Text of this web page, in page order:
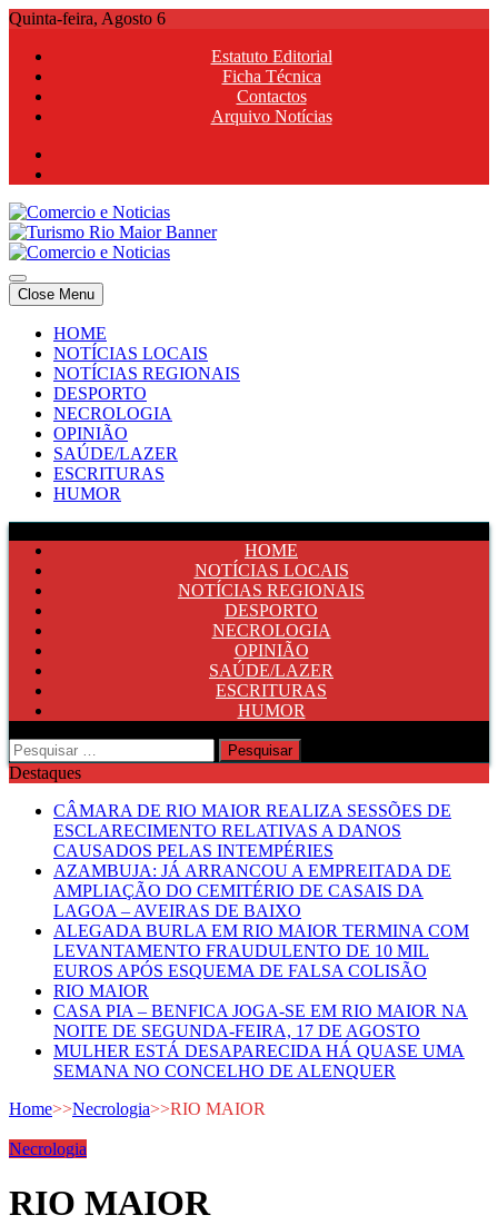
Skip
content
Quinta-feira, Agosto 6
Estatuto Editorial
Ficha Técnica
Contactos
Arquivo Notícias
Comercio e Noticias
Notícias e Publicidade Online
Comercio e Noticias
Notícias e Publicidade Online
Close Menu
HOME
NOTÍCIAS LOCAIS
NOTÍCIAS REGIONAIS
DESPORTO
NECROLOGIA
OPINIÃO
SAÚDE/LAZER
ESCRITURAS
HUMOR
HOME
NOTÍCIAS LOCAIS
NOTÍCIAS REGIONAIS
DESPORTO
NECROLOGIA
OPINIÃO
SAÚDE/LAZER
ESCRITURAS
HUMOR
Pesquisar
por:
Destaques
CÂMARA DE RIO MAIOR REALIZA SESSÕES DE
ESCLARECIMENTO RELATIVAS A DANOS
CAUSADOS PELAS INTEMPÉRIES
AZAMBUJA: JÁ ARRANCOU A EMPREITADA DE
AMPLIAÇÃO DO CEMITÉRIO DE CASAIS DA
LAGOA – AVEIRAS DE BAIXO
ALEGADA BURLA EM RIO MAIOR TERMINA COM
LEVANTAMENTO FRAUDULENTO DE 10 MIL
EUROS APÓS ESQUEMA DE FALSA COLISÃO
RIO MAIOR
CASA PIA – BENFICA JOGA-SE EM RIO MAIOR NA
NOITE DE SEGUNDA-FEIRA, 17 DE AGOSTO
MULHER ESTÁ DESAPARECIDA HÁ QUASE UMA
SEMANA NO CONCELHO DE ALENQUER
Home>>Necrologia>>RIO MAIOR
Necrologia
RIO MAIOR